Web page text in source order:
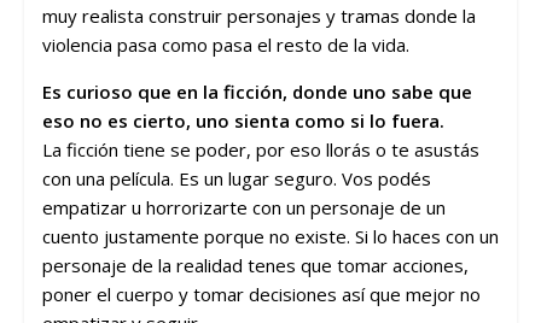
muy realista construir personajes y tramas donde la
violencia pasa como pasa el resto de la vida.
Es curioso que en la ficción, donde uno sabe que
eso no es cierto, uno sienta como si lo fuera.
La ficción tiene se poder, por eso llorás o te asustás
con una película. Es un lugar seguro. Vos podés
empatizar u horrorizarte con un personaje de un
cuento justamente porque no existe. Si lo haces con un
personaje de la realidad tenes que tomar acciones,
poner el cuerpo y tomar decisiones así que mejor no